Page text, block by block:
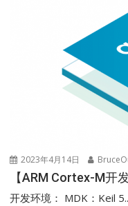
2023年4月14日
【ARM Cortex-M开
开发环境： MDK：Keil